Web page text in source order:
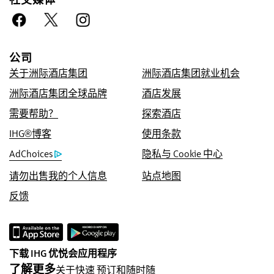
公司
关于洲际酒店集团
洲际酒店集团就业机会
洲际酒店集团全球品牌
酒店发展
需要帮助？
探索酒店
IHG®博客
使用条款
AdChoices
隐私与 Cookie 中心
请勿出售我的个人信息
站点地图
反馈
下载 IHG 优悦会应用程序
了解更多关于快速 预订和随时随
优惠价格保证
我们承诺为您提供在线预订的优惠房价，如您发
现其他渠道的更低价，我们将采用该价格，并赠
送您 IHG® One Rewards 优悦会五倍积分，积
分上限为 40,000 点。
在线预订保证
我们保证您成功预订。
不收取任何预订费用
很多旅游网站每次帮助客户预订客房时，都默认
达10美元！如果顾客直接通过我们的官方网站预
订，不需要支付任何预订费用。
数据保密和网站安全